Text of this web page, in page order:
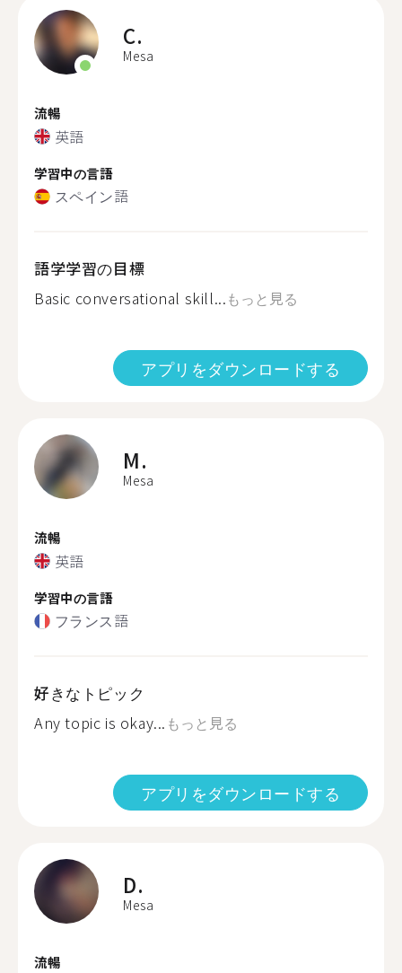
C.
Mesa
流暢
英語
学習中の言語
スペイン語
語学学習の目標
Basic conversational skill...もっと見る
アプリをダウンロードする
M.
Mesa
流暢
英語
学習中の言語
フランス語
好きなトピック
Any topic is okay... もっと見る
アプリをダウンロードする
D.
Mesa
流暢